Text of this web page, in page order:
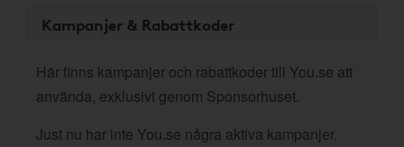
Kampanjer & Rabattkoder
Här finns kampanjer och rabattkoder till You.se att
använda, exklusivt genom Sponsorhuset.
Just nu har inte You.se några aktiva kampanjer.